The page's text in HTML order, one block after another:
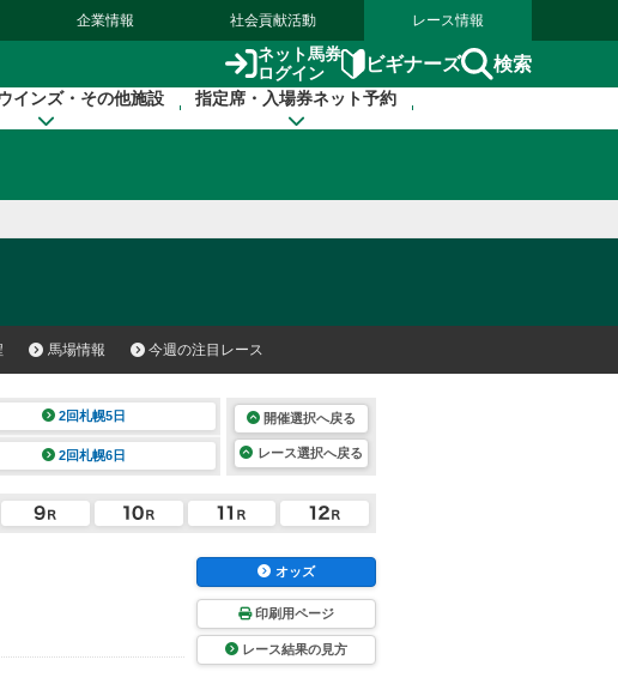
企業情報 社会貢献活動 レース情報
ネット馬券
ログイン
ビギナーズ 検索
インズ・その他施設 指定席・入場券ネット予約
馬場情報 今週の注目レース
2回札幌5日
2回札幌6日
開催選択へ戻る
レース選択へ戻る
オッズ
印刷用ページ
レース結果の見方